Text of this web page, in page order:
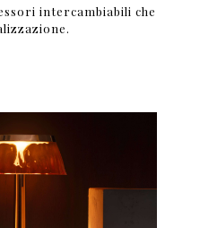
intercambiabili che